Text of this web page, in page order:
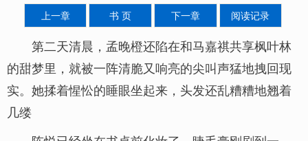
上一章 书 页 下一章 阅读记录
第二天清晨，孟晚橙还陷在和马嘉祺共享枫叶林
的甜梦里，就被一阵清脆又响亮的尖叫声猛地拽回现
实。她揉着惺忪的睡眼坐起来，头发还乱糟糟地翘着
几缕